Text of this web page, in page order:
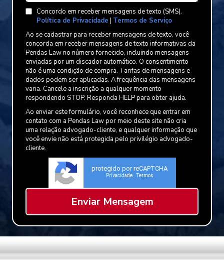
Concordo em receber mensagens de texto (SMS).
Política de Privacidade | Termos de Serviço
Ao se cadastrar para receber mensagens de texto, você
concorda em receber mensagens de texto informativas da
Pendas Law no número fornecido, incluindo mensagens
enviadas por um discador automático. O consentimento
não é uma condição de compra. Tarifas de mensagens e
dados podem ser aplicadas. A frequência das mensagens
varia. Cancele a inscrição a qualquer momento
respondendo STOP. Responda HELP para obter ajuda.
Ao enviar este formulário, você reconhece que entrar em
contato com a Pendas Law por meio deste site não cria
uma relação advogado-cliente, e qualquer informação que
você envie não está protegida pelo privilégio advogado-
cliente.
protegido por reCAPTCHA
Privacidade - Termos